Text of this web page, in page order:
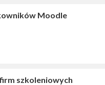
Moodle
szkoleniowych